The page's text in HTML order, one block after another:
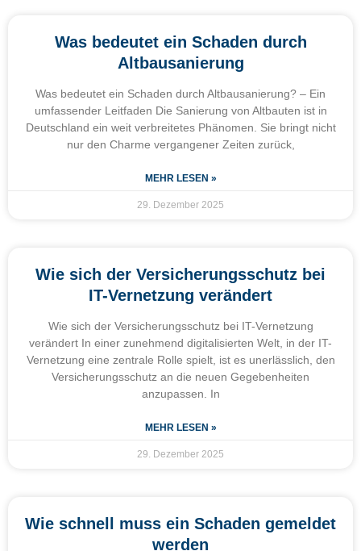
Was bedeutet ein Schaden durch
Altbausanierung
Was bedeutet ein Schaden durch Altbausanierung? – Ein
umfassender Leitfaden Die Sanierung von Altbauten ist in
Deutschland ein weit verbreitetes Phänomen. Sie bringt nicht
nur den Charme vergangener Zeiten zurück,
MEHR LESEN »
29. Dezember 2025
Wie sich der Versicherungsschutz bei
IT-Vernetzung verändert
Wie sich der Versicherungsschutz bei IT-Vernetzung
verändert In einer zunehmend digitalisierten Welt, in der IT-
Vernetzung eine zentrale Rolle spielt, ist es unerlässlich, den
Versicherungsschutz an die neuen Gegebenheiten
anzupassen. In
MEHR LESEN »
29. Dezember 2025
Wie schnell muss ein Schaden gemeldet
werden